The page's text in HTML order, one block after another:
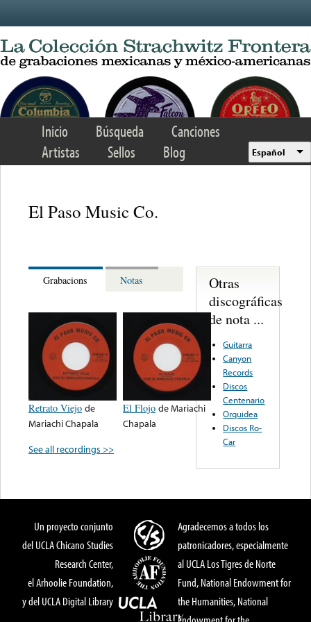
Inicio Búsqueda
Canciones
Artistas
Sellos Blog Español
El Paso Music Co.
Grabacions Notas
Retrato Viejo de
Mariachi Chapala
El Flojo deMariachi
Chapala
See all recordings >>
Otras
discográficas
de nota ...
Guitarra
Canyon
Records
Discos
Centenario
Orquidea
Discos Ro-
Car
Un proyecto conjunto
del UCLA Chicano Studies
Research Center,
el Arhoolie Foundation,
y del UCLA Digital Library
Agradecemos a todos los
patronicadores, especialmente
al UCLA Los Tigres de Norte
Fund, National Endowment for
the Humanities, National